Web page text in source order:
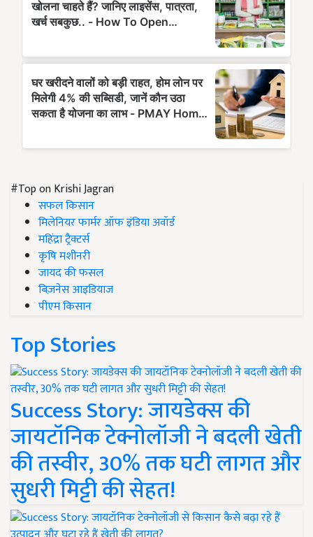
#Top on Krishi Jagran
सफल किसान
मिलेनियर फार्मर ऑफ इंडिया अवॉर्ड
महिंद्रा ट्रैक्टर्स
कृषि मशीनरी
जायद की फसल
बिज़नेस आइडियाज
पीएम किसान
Top Stories
Success Story: जायडेक्स की
जायटॉनिक टेक्नोलॉजी ने बदली खेती
की तस्वीर, 30% तक घटी लागत और
सुधरी मिट्टी की सेहत!